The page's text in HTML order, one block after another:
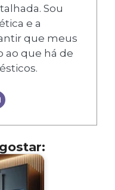
Sou
e a
que meus
ao que há de